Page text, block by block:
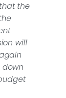
the
will